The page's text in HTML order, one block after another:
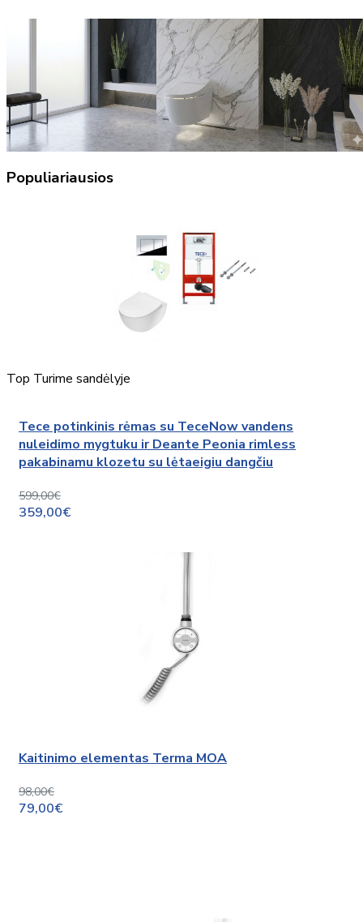
Populiariausios
Top Turime sandėlyje
Tece potinkinis rėmas su TeceNow vandens
nuleidimo mygtuku ir Deante Peonia rimless
pakabinamu klozetu su lėtaeigiu dangčiu
599,00€
359,00€
Kaitinimo elementas Terma MOA
98,00€
79,00€